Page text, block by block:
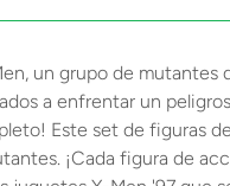
un grupo de
a enfrentar un
Este set de figuras
¡Cada figura de